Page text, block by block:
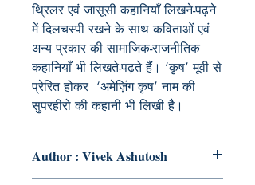
थ्रिलर एवं जासूसी कहानियाँ लिखने-पढ़ने
में दिलचस्पी रखने के साथ कविताओं एवं
अन्य प्रकार की सामाजिक-राजनीतिक
कहानियाँ भी लिखते-पढ़ते हैं। ‘कृष’ मूवी से
प्रेरित होकर ‘अमेज़िंग कृष’ नाम की
सुपरहीरो की कहानी भी लिखी है।
Author : Vivek Ashutosh